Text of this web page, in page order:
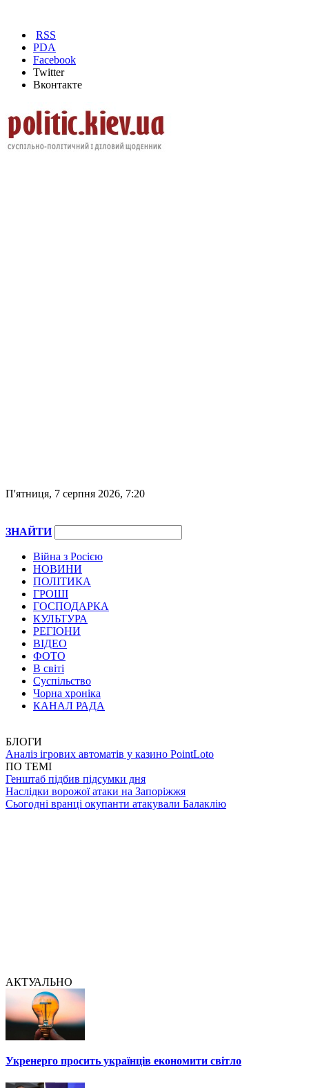
RSS
PDA
Facebook
Twitter
Вконтакте
П'ятниця, 7 серпня 2026, 7:20
ЗНАЙТИ
Війна з Росією
НОВИНИ
ПОЛІТИКА
ГРОШІ
ГОСПОДАРКА
КУЛЬТУРА
РЕГІОНИ
ВІДЕО
ФОТО
В світі
Суспільство
Чорна хроніка
КАНАЛ РАДА
БЛОГИ
Аналіз ігрових автоматів у казино PointLoto
ПО ТЕМІ
Генштаб підбив підсумки дня
Наслідки ворожої атаки на Запоріжжя
Сьогодні вранці окупанти атакували Балаклію
АКТУАЛЬНО
Укренерго просить українців економити світло